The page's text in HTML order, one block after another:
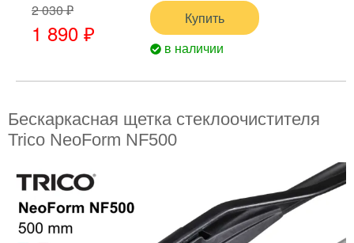
2 030 ₽
1 890 ₽
Купить
в наличии
Бескаркасная щетка стеклоочистителя
Trico NeoForm NF500